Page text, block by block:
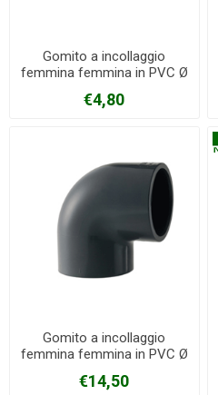
Gomito a incollaggio
femmina femmina in PVC Ø
€4,80
Gomito a incollaggio
femmina femmina in PVC Ø
€14,50